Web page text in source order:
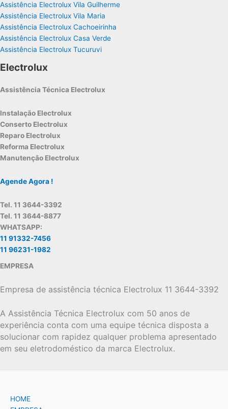
Assistência Electrolux Vila Guilherme
Assistência Electrolux Vila Maria
Assistência Electrolux Cachoeirinha
Assistência Electrolux Casa Verde
Assistência Electrolux Tucuruvi
Electrolux
Assistência Técnica Electrolux
Instalação Electrolux
Conserto Electrolux
Reparo Electrolux
Reforma Electrolux
Manutenção Electrolux
Agende Agora !
Tel. 11 3644-3392
Tel. 11 3644-8877
WHATSAPP:
11 91332-7456
11 96231-1982
EMPRESA
Empresa de assistência técnica Electrolux 11 3644-3392
A Assistência Técnica Electrolux com 50 anos de
experiência conta com uma equipe técnica disposta a
solucionar com rapidez qualquer problema apresentado
em seu eletrodoméstico da marca Electrolux.
HOME